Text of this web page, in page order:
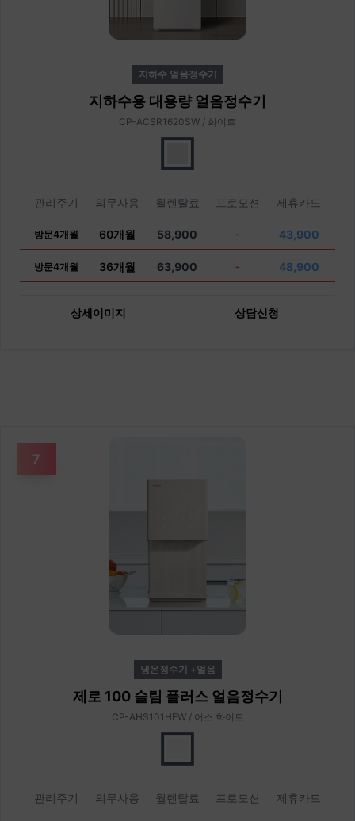
지하수 얼음정수기
지하수용 대용량 얼음정수기
CP-ACSR1620SW / 화이트
관리주기 의무사용 월렌탈료 프로모션 제휴카드
방문4개월 60개월 58,900 - 43,900
방문4개월 36개월 63,900 - 48,900
상세이미지 상담신청
7
냉온정수기 +얼음
제로 100 슬림 플러스 얼음정수기
CP-AHS101HEW / 어스 화이트
관리주기 의무사용 월렌탈료 프로모션 제휴카드